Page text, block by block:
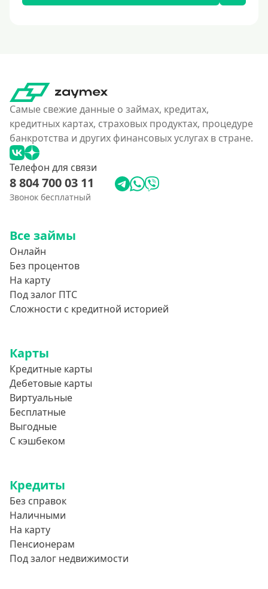
Самые свежие данные о займах, кредитах,
кредитных картах, страховых продуктах, процедуре
банкротства и других финансовых услугах в стране.
Телефон для связи
8 804 700 03 11
Звонок бесплатный
Все займы
Онлайн
Без процентов
На карту
Под залог ПТС
Сложности с кредитной историей
Карты
Кредитные карты
Дебетовые карты
Виртуальные
Бесплатные
Выгодные
С кэшбеком
Кредиты
Без справок
Наличными
На карту
Пенсионерам
Под залог недвижимости